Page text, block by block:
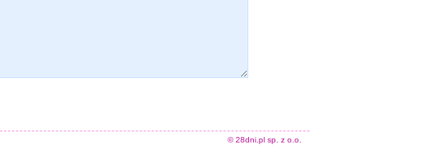
© 28dni.pl sp. z o.o.